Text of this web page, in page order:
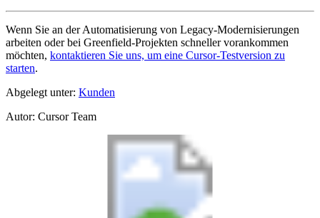
Wenn Sie an der Automatisierung von Legacy-Modernisierungen
arbeiten oder bei Greenfield-Projekten schneller vorankommen
möchten, kontaktieren Sie uns, um eine Cursor-Testversion zu
starten.
Abgelegt unter: Kunden
Autor: Cursor Team